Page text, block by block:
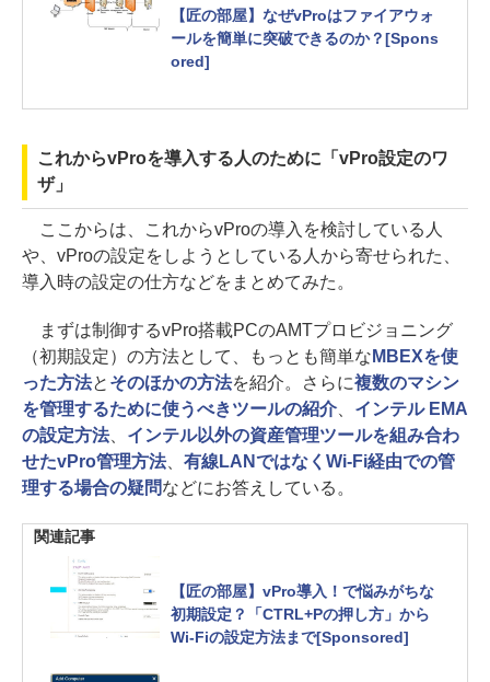
とは？[Sponsored]
【匠の部屋】なぜvProはファイアウォ
ールを簡単に突破できるのか？[Spons
ored]
これからvProを導入する人のために「vPro設定のワ
ザ」
ここからは、これからvProの導入を検討している人
や、vProの設定をしようとしている人から寄せられた、
導入時の設定の仕方などをまとめてみた。
まずは制御するvPro搭載PCのAMTプロビジョニング
（初期設定）の方法として、もっとも簡単な MBEXを使
った方法と そのほかの方法を紹介。さらに複数のマシン
を管理するために使うべきツールの紹介、 インテル EMA
の設定方法、 インテル以外の資産管理ツールを組み合わ
せたvPro管理方法、 有線LANではなくWi-Fi経由での管
理する場合の疑問などにお答えしている。
関連記事
【匠の部屋】vPro導入！で悩みがちな
初期設定？「CTRL+Pの押し方」から
Wi-Fiの設定方法まで[Sponsored]